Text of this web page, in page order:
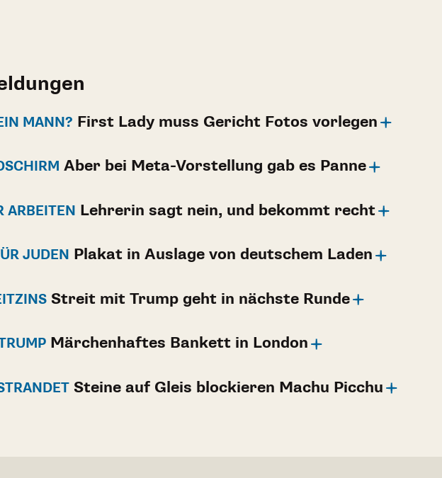
MANN? First Lady muss Gericht Fotos vorlegen
Aber bei Meta-Vorstellung gab es Panne
ARBEITEN Lehrerin sagt nein, und bekommt recht
JUDEN Plakat in Auslage von deutschem Laden
Streit mit Trump geht in nächste Runde
Märchenhaftes Bankett in London
Steine auf Gleis blockieren Machu Picchu